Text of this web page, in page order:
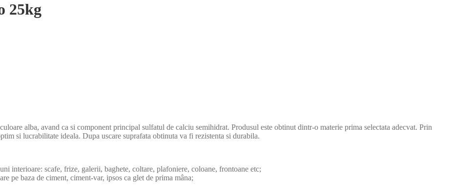
25kg
alba, avand ca si component principal sulfatul de calciu semihidrat. Produsul este obtinut dintr-o materie prima selectata adecvat. Prin
si lucrabilitate ideala. Dupa uscare suprafata obtinuta va fi rezistenta si durabila.
interioare: scafe, frize, galerii, baghete, coltare, plafoniere, coloane, frontoane etc;
pe baza de ciment, ciment-var, ipsos ca glet de prima mâna;